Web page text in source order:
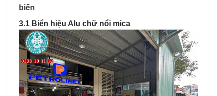
biến
3.1 Biển hiệu Alu chữ nổi mica